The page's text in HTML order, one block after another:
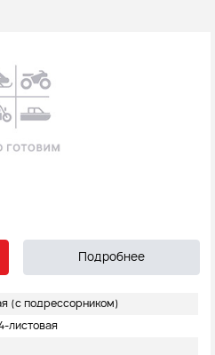
Подробнее
(с подрессорником)
листовая